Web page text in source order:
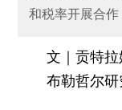
和税率开展合作
文｜贡特拉
布勒哲尔研